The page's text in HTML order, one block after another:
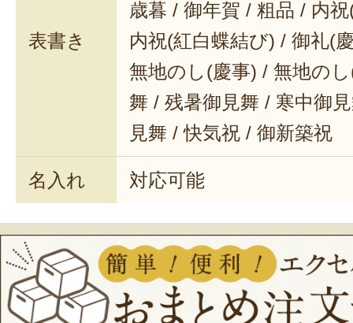
表書き
歳暮 / 御年賀 / 粗品 / 内
内祝(紅白蝶結び) / 御礼(
無地のし(慶事) / 無地の
舞 / 残暑御見舞 / 寒中御
見舞 / 快気祝 / 御新築祝
名入れ 対応可能